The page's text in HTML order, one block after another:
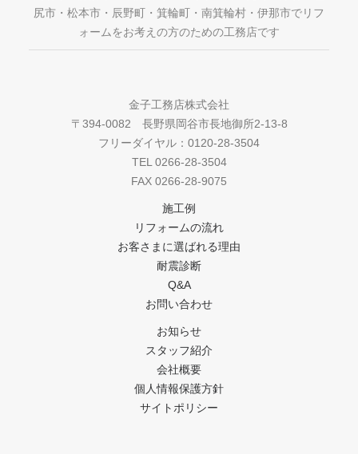
尻市・松本市・辰野町・箕輪町・南箕輪村・伊那市でリフ
ォームをお考えの方のための工務店です
金子工務店株式会社
〒394-0082 長野県岡谷市長地御所2-13-8
フリーダイヤル：0120-28-3504
TEL 0266-28-3504
FAX 0266-28-9075
施工例
リフォームの流れ
お客さまに選ばれる理由
耐震診断
Q&A
お問い合わせ
お知らせ
スタッフ紹介
会社概要
個人情報保護方針
サイトポリシー